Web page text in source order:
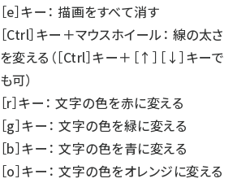
［e］キー： 描画をすべて消す
［Ctrl］キー＋マウスホイール： 線の太さ
を変える（［Ctrl］キー＋［↑］［↓］キーで
も可）
［r］キー： 文字の色を赤に変える
［g］キー： 文字の色を緑に変える
［b］キー： 文字の色を青に変える
［o］キー： 文字の色をオレンジに変える